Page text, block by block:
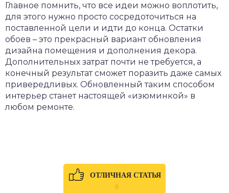
Главное помнить, что все идеи можно воплотить,
для этого нужно просто сосредоточиться на
поставленной цели и идти до конца. Остатки
обоев – это прекрасный вариант обновления
дизайна помещения и дополнения декора.
Дополнительных затрат почти не требуется, а
конечный результат сможет поразить даже самых
привередливых. Обновленный таким способом
интерьер станет настоящей «изюминкой» в
любом ремонте.
ОТЛИЧНАЯ СТАТЬЯ
0